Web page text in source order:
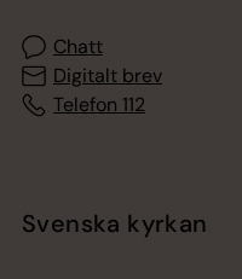
Chatt
Digitalt brev
Telefon 112
Svenska kyrkan